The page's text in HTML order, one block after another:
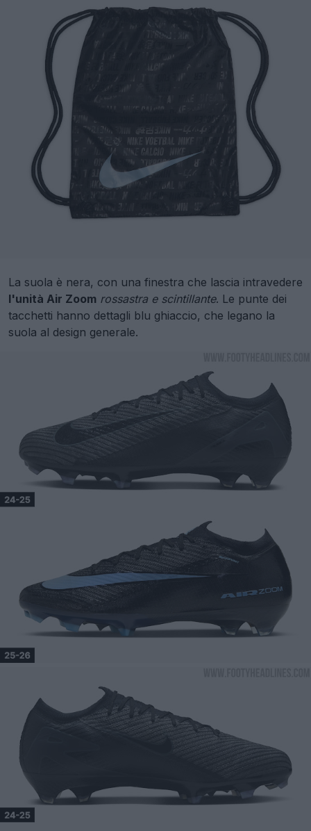
La suola è nera, con una finestra che lascia intravedere
l'unità Air Zoom rossastra e scintillante. Le punte dei
tacchetti hanno dettagli blu ghiaccio, che legano la
suola al design generale.